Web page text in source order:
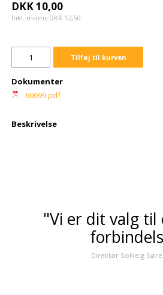
DKK 10,00
Inkl. moms DKK 12,50
Tilføj til kurven
Dokumenter
60699.pdf
Beskrivelse
"Vi er dit valg til
Direktør Solveig